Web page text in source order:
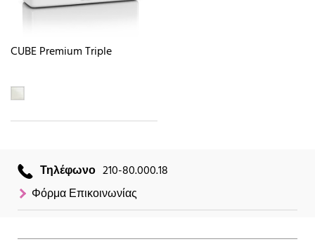
CUBE Premium Triple
Τηλέφωνο 210-80.000.18
Φόρμα Επικοινωνίας